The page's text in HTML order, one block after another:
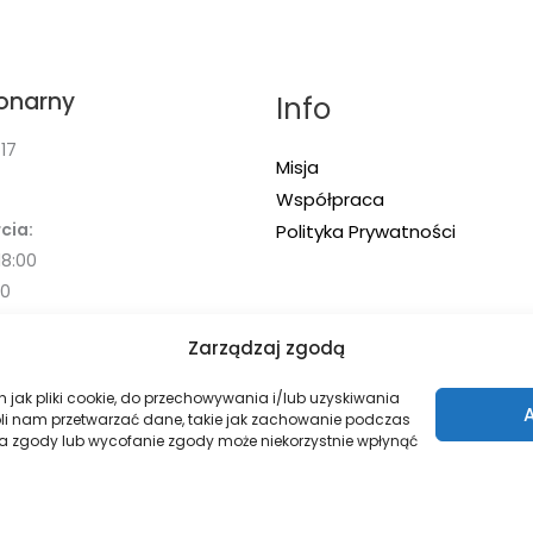
Zarządzaj zgodą
jak pliki cookie, do przechowywania i/lub uzyskiwania
przetwarzać dane, takie jak zachowanie podczas
lub wycofanie zgody może niekorzystnie wpłynąć
Info
Misja
Współpraca
Polityka Prywatności